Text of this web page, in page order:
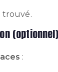
(optionnel)
: